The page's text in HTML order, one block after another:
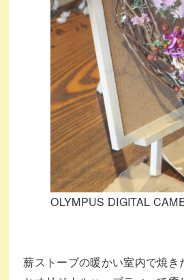
OLYMPUS DIGITAL
薪ストーブの暖かい室内で焼き